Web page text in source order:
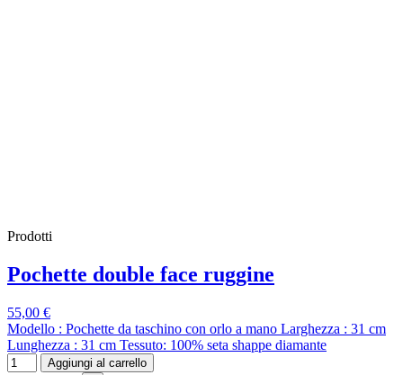
Prodotti
Pochette double face ruggine
55,00 €
Modello : Pochette da taschino con orlo a mano Larghezza : 31 cm
Lunghezza : 31 cm Tessuto: 100% seta shappe diamante
Aggiungi al carrello